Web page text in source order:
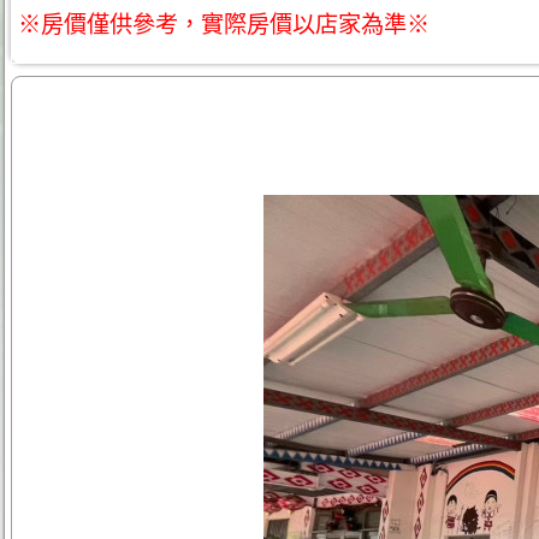
※房價僅供參考，實際房價以店家為準※